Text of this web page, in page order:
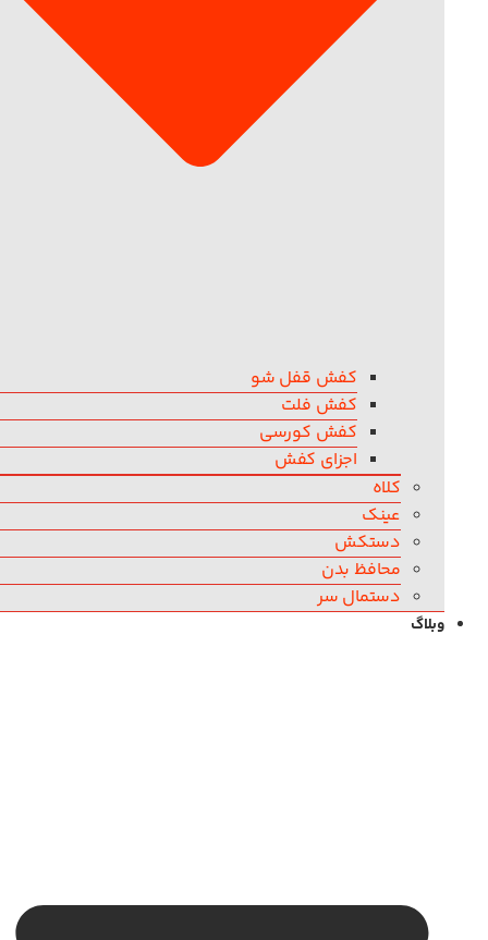
کفش قفل شو
کفش فلت
کفش کورسی
اجزای کفش
کلاه
عینک
دستکش
محافظ بدن
دستمال سر
وبلاگ